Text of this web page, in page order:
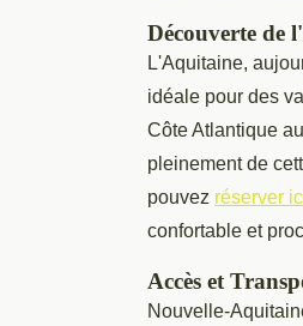
Découverte de
L'Aquitaine,
idéale pour des
Côte Atlantique
pleinement de
pouvez réserver
confortable et
Accès et
Nouvelle-